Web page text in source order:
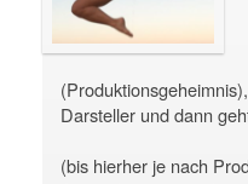
Darsteller und dann
(bis hierher je nach